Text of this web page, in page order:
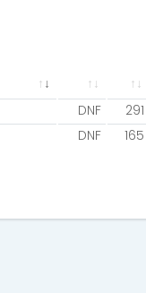
DNF 291
DNF 165